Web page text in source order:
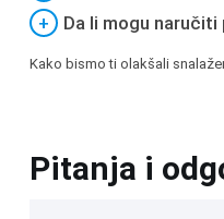
+
Da li mogu
Kako bismo ti olakšali
Pitanja i